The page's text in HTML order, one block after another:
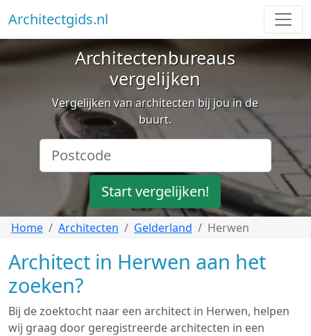
Architectgids.nl
Architectenbureaus
vergelijken
Vergelijken van architecten bij jou in de
buurt.
Start vergelijken!
Home Architecten Gelderland Herwen
Architect in Herwen aan het
zoeken?
Bij de zoektocht naar een architect in Herwen, helpen
wij graag door geregistreerde architecten in een